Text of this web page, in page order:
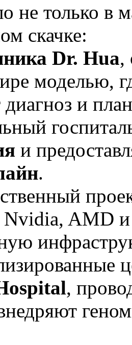
не только в
скачке:
Dr. Hua,
моделью,
и
и
.
Nvidia, AMD
,